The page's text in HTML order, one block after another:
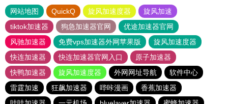
网站地图 QuickQ 旋风加速度器
旋风加速
tiktok加速器
狗急加速器官网
优途加速器官网
风驰加速器
免费vps加速器外网苹果版
旋风加速度器
快连加速器
快连加速器官网入口
原子加速器
快鸭加速器
旋风加速度器 外网网址导航
软件中心
雷霆加速
狂飙加速器 哔咔漫画
香蕉加速器